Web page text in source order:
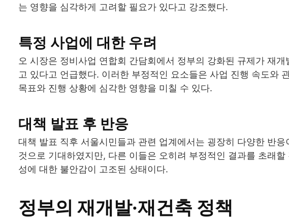
는 영향을 심각하게 고려할 필요가 있다고 강조했다.
특정 사업에 대한 우려
오 시장은 정비사업 연합회 간담회에서 정부의 강화된 규제가 재
고 있다고 언급했다. 이러한 부정적인 요소들은 사업 진행 속도와
목표와 진행 상황에 심각한 영향을 미칠 수 있다.
대책 발표 후 반응
대책 발표 직후 서울시민들과 관련 업계에서는 굉장히 다양한 반
것으로 기대하였지만, 다른 이들은 오히려 부정적인 결과를 초래
성에 대한 불안감이 고조된 상태이다.
정부의 재개발·재건축 정책